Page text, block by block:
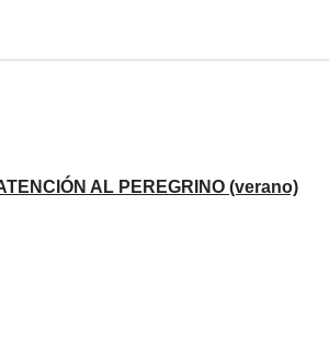
AL PEREGRINO (verano)